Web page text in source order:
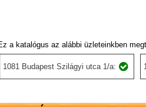
a katalógus az alábbi üzleteinkben
1081 Budapest Szilágyi utca 1/a: